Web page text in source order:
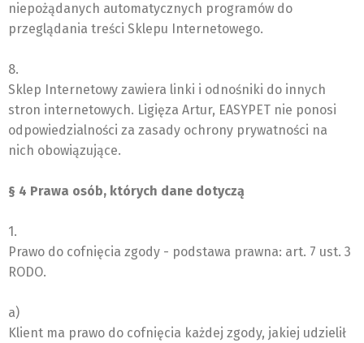
niepożądanych automatycznych programów do
przeglądania treści Sklepu Internetowego.
8.
Sklep Internetowy zawiera linki i odnośniki do innych
stron internetowych. Ligięza Artur, EASYPET nie ponosi
odpowiedzialności za zasady ochrony prywatności na
nich obowiązujące.
§ 4 Prawa osób, których dane dotyczą
1.
Prawo do cofnięcia zgody - podstawa prawna: art. 7 ust. 3
RODO.
a)
Klient ma prawo do cofnięcia każdej zgody, jakiej udzielił